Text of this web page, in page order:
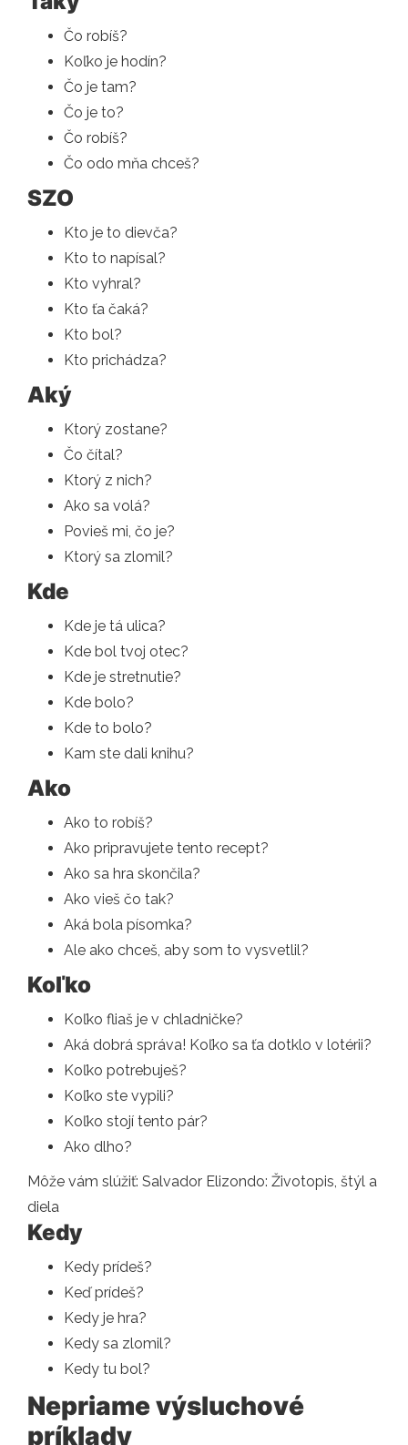
Čo robíš?
Koľko je hodín?
Čo je tam?
Čo je to?
Čo robíš?
Čo odo mňa chceš?
SZO
Kto je to dievča?
Kto to napísal?
Kto vyhral?
Kto ťa čaká?
Kto bol?
Kto prichádza?
Aký
Ktorý zostane?
Čo čítal?
Ktorý z nich?
Ako sa volá?
Povieš mi, čo je?
Ktorý sa zlomil?
Kde
Kde je tá ulica?
Kde bol tvoj otec?
Kde je stretnutie?
Kde bolo?
Kde to bolo?
Kam ste dali knihu?
Ako
Ako to robíš?
Ako pripravujete tento recept?
Ako sa hra skončila?
Ako vieš čo tak?
Aká bola písomka?
Ale ako chceš, aby som to vysvetlil?
Koľko
Koľko fliaš je v chladničke?
Aká dobrá správa! Koľko sa ťa dotklo v lotérii?
Koľko potrebuješ?
Koľko ste vypili?
Koľko stojí tento pár?
Ako dlho?
Môže vám slúžiť: Salvador Elizondo: Životopis, štýl a
diela
Kedy
Kedy prídeš?
Keď prídeš?
Kedy je hra?
Kedy sa zlomil?
Kedy tu bol?
Nepriame výsluchové
príklady